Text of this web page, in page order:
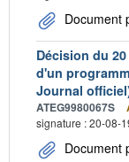
Document
Décision du
d'un
Journal
ATEG9980067S
signature : 20-08-
Document